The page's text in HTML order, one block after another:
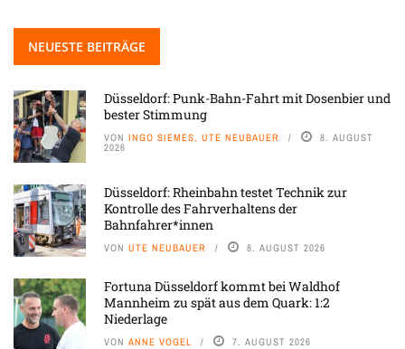
NEUESTE BEITRÄGE
Düsseldorf: Punk-Bahn-Fahrt mit Dosenbier und
bester Stimmung
VON INGO SIEMES, UTE NEUBAUER 8. AUGUST
2026
Düsseldorf: Rheinbahn testet Technik zur
Kontrolle des Fahrverhaltens der
Bahnfahrer*innen
VON UTE NEUBAUER 8. AUGUST 2026
Fortuna Düsseldorf kommt bei Waldhof
Mannheim zu spät aus dem Quark: 1:2
Niederlage
VON ANNE VOGEL 7. AUGUST 2026